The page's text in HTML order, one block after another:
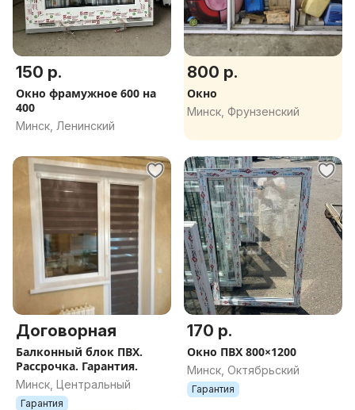
150 р.
Окно фрамужное 600 на
400
Минск, Ленинский
800 р.
Окно
Минск, Фрунзенский
Договорная
Балконный блок ПВХ.
Рассрочка. Гарантия.
Минск, Центральный
Гарантия
170 р.
Окно ПВХ 800×1200
Минск, Октябрьский
Гарантия